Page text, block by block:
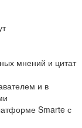
мнений и цитат
и в
Smarte с